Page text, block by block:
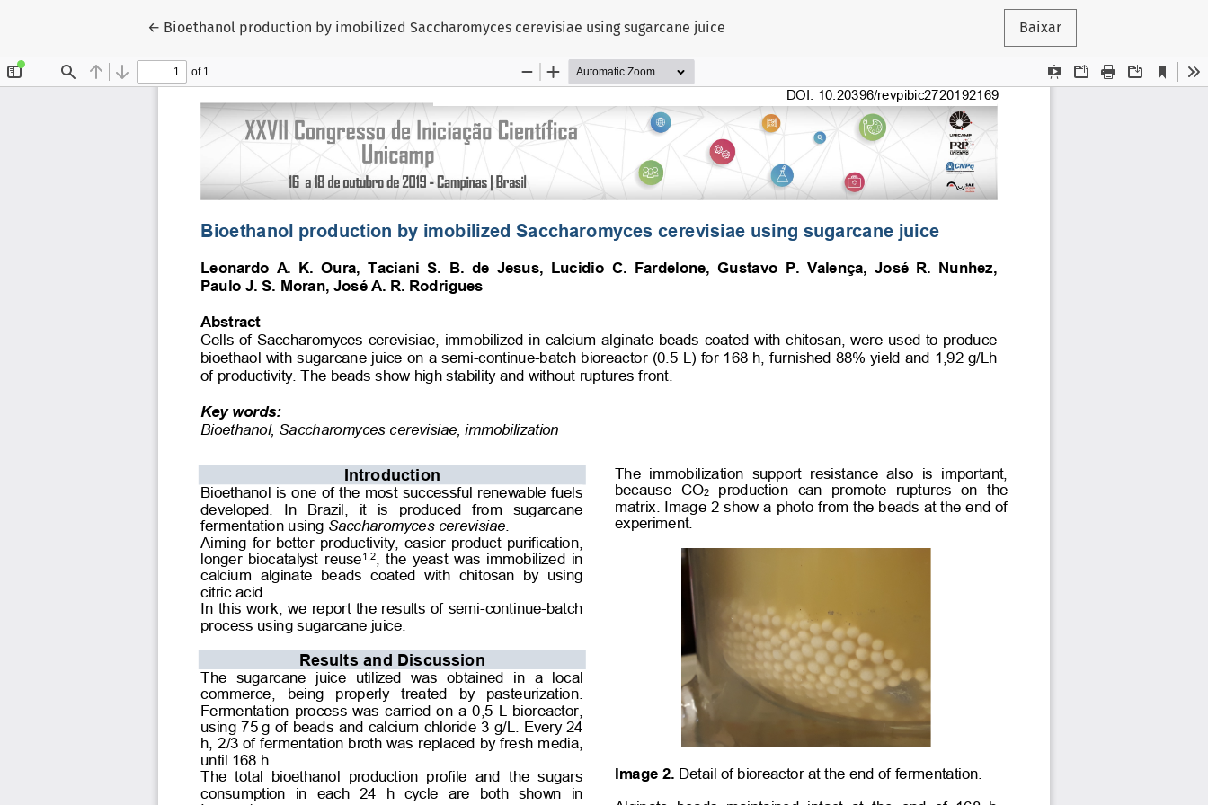
← Voltar aos Detalhes do Artigo
Bioethanol production by imobilized Saccharomyces cerevisiae using sugarcane juice Baixar